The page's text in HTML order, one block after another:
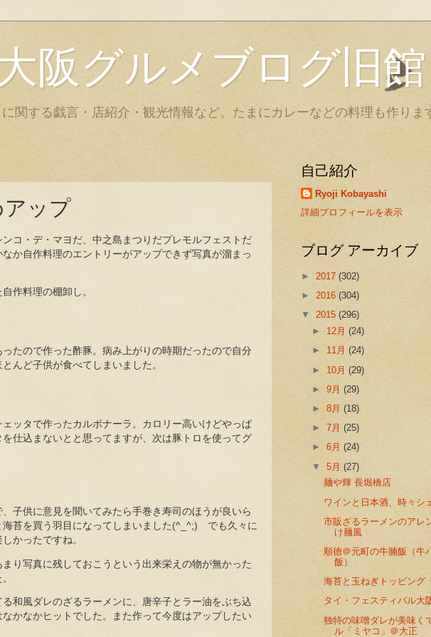
阪グルメブログ旧館
関する戯言・店紹介・観光情報など。たまにカレーなどの料理も作りま
アップ
コ・デ・マヨだ、中之島まつりだプレモルフェストだ
か自作料理のエントリーがアップできず写真が溜まっ
作料理の棚卸し。
たので作った酢豚。病み上がりの時期だったので自分
んど子供が食べてしまいました。
ッタで作ったカルボナーラ。カロリー高いけどやっぱ
仕込まないとと思ってますが、次は豚トロを使ってグ
子供に意見を聞いてみたら手巻き寿司のほうが良いら
海苔を買う羽目になってしまいました(^_^;) でも久々に
かったですね。
り写真に残しておこうという出来栄えの物が無かった
和風ダレのざるラーメンに、唐辛子とラー油をぶち込
かなかヒットでした。また作って今度はアップしたい
自己紹介
Ryoji Kobayashi
詳細プロフィールを表示
ブログ アーカイブ
► 2017 (302)
► 2016 (304)
▼ 2015 (296)
► 12月(24)
► 11月(24)
► 10月(29)
►9月(29)
►8月(18)
►7月(25)
►6月(24)
▼5月(27)
麺や輝 長堀橋店
ワインと日本酒、時々シ
市販ざるラーメンのアレ
け麺風
順徳＠元町の牛腩飯（牛
飯）
海苔と玉ねぎトッピング
タイ・フェスティバル大
独特の味噌ダレが美味く
ル「ミヤコ」＠大正